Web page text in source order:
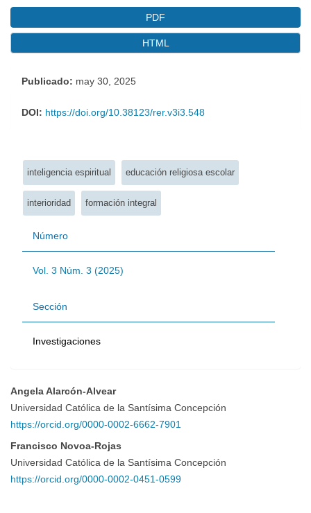
PDF
HTML
Publicado: may 30, 2025
DOI: https://doi.org/10.38123/rer.v3i3.548
inteligencia espiritual educación religiosa escolar
interioridad formación integral
Número
Vol. 3 Núm. 3 (2025)
Sección
Investigaciones
Contenido
principal
del
Angela Alarcón-Alvear
Universidad Católica de la Santísima Concepción
https://orcid.org/0000-0002-6662-7901
Francisco Novoa-Rojas
Universidad Católica de la Santísima Concepción
https://orcid.org/0000-0002-0451-0599